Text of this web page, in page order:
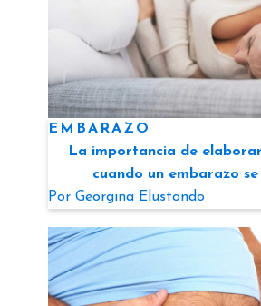
EMBARAZO
La importancia de
cuando un embarazo
Por Georgina Elustondo